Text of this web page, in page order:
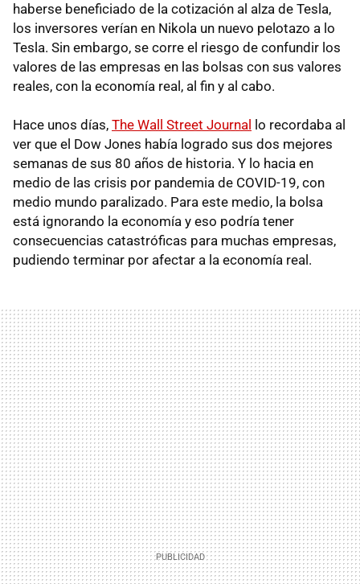
haberse beneficiado de la cotización al alza de Tesla,
los inversores verían en Nikola un nuevo pelotazo a lo
Tesla. Sin embargo, se corre el riesgo de confundir los
valores de las empresas en las bolsas con sus valores
reales, con la economía real, al fin y al cabo.
Hace unos días, The Wall Street Journal lo recordaba al
ver que el Dow Jones había logrado sus dos mejores
semanas de sus 80 años de historia. Y lo hacia en
medio de las crisis por pandemia de COVID-19, con
medio mundo paralizado. Para este medio, la bolsa
está ignorando la economía y eso podría tener
consecuencias catastróficas para muchas empresas,
pudiendo terminar por afectar a la economía real.